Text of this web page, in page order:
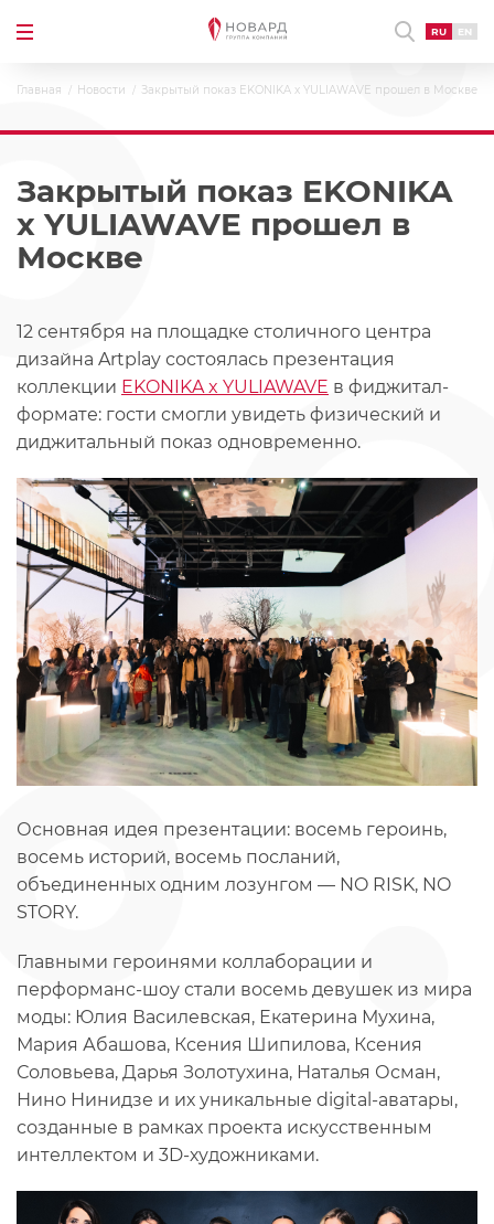
RU EN
Главная Новости Закрытый показ EKONIKA x YULIAWAVE прошел в Москве
Закрытый показ EKONIKA
x YULIAWAVE прошел в
Москве
12 сентября на площадке столичного центра
дизайна Artplay состоялась презентация
коллекции EKONIKA x YULIAWAVE в фиджитал-
формате: гости смогли увидеть физический и
диджитальный показ одновременно.
Основная идея презентации: восемь героинь,
восемь историй, восемь посланий,
объединенных одним лозунгом — NO RISK, NO
STORY.
Главными героинями коллаборации и
перформанс-шоу стали восемь девушек из мира
моды: Юлия Василевская, Екатерина Мухина,
Мария Абашова, Ксения Шипилова, Ксения
Соловьева, Дарья Золотухина, Наталья Осман,
Нино Нинидзе и их уникальные digital-аватары,
созданные в рамках проекта искусственным
интеллектом и 3D-художниками.